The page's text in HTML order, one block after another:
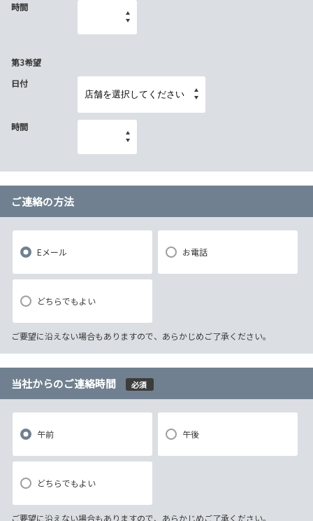
時間
第3希望
日付
時間
ご連絡の方法
Eメール お電話
どちらでもよい
ご要望に沿えない場合もありますので、あらかじめご了承ください。
当社からのご連絡時間 必須
午前 午後
どちらでもよい
ご要望に沿えない場合もありますので、あらかじめご了承ください。